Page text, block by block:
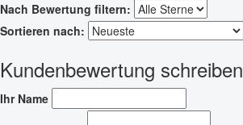
Nach Bewertung filtern:
Sortieren nach:
Kundenbewertung schreiben
Ihr Name